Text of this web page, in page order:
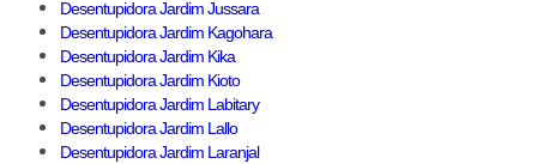
Desentupidora Jardim Jussara
Desentupidora Jardim Kagohara
Desentupidora Jardim Kika
Desentupidora Jardim Kioto
Desentupidora Jardim Labitary
Desentupidora Jardim Lallo
Desentupidora Jardim Laranjal